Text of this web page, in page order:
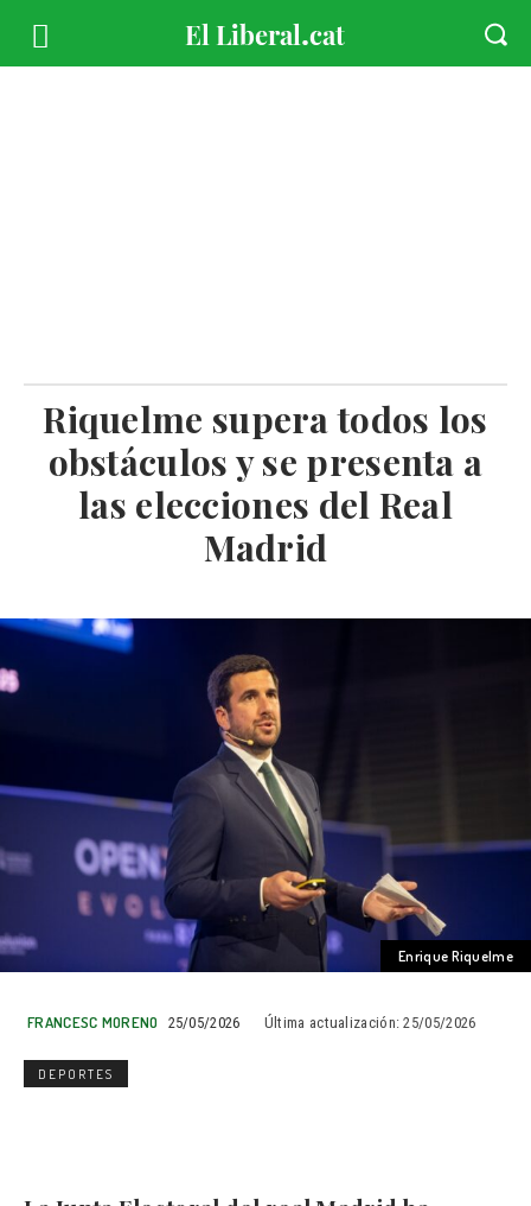
Riquelme supera todos los
obstáculos y se presenta a
las elecciones del Real
Madrid
Enrique Riquelme
FRANCESC MORENO 25/05/2026 Última actualización: 25/05/2026
DEPORTES